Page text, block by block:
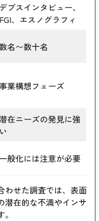
デプスインタビュー、
FGI、エスノグラフィ
数名〜数十名
事業構想フェーズ
在ニーズの発見に強
い
一般化には注意が必要
わせた調査では、表面
潜在的な不満やインサ